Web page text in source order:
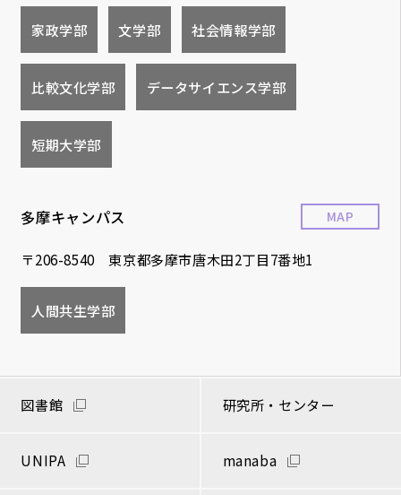
家政学部 文学部 社会情報学部
比較文化学部 データサイエンス学部
短期大学部
多摩キャンパス
〒206-8540 東京都多摩市唐木田2丁目7番地1
MAP
人間共生学部
図書館 研究所・センター
UNIPA manaba